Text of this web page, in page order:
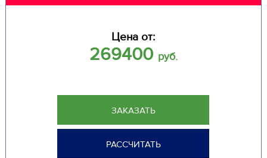
Цена от:
269400 руб.
ЗАКАЗАТЬ
РАССЧИТАТЬ